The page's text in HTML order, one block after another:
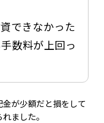
できなかった
数料が上回っ
が少額だと損をして
ました。